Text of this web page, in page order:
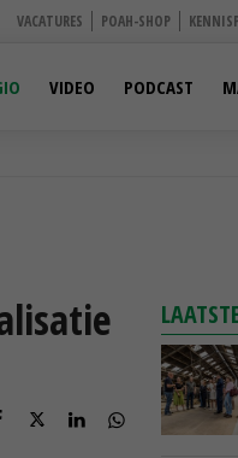
VACATURES POAH-SHOP
VIDEO PODCAST